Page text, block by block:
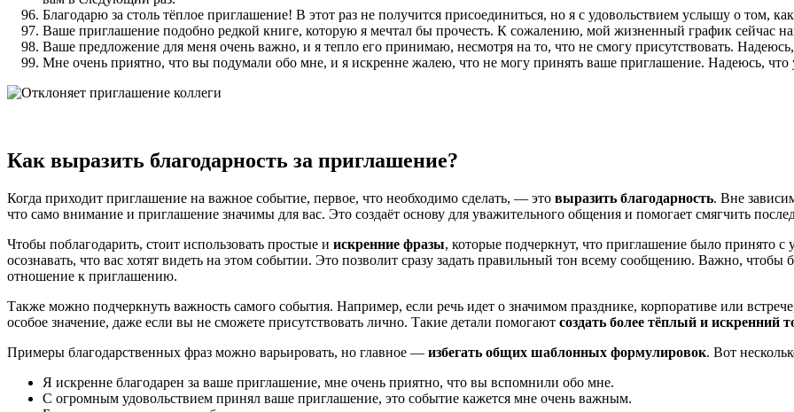
Благодарю за столь тёплое приглашение! В этот раз не получится присоединиться, но я с удовольствием услышу о том,
Ваше приглашение подобно редкой книге, которую я мечтал бы прочесть. К сожалению, мой жизненный график сейчас
Ваше предложение для меня очень важно, и я тепло его принимаю, несмотря на то, что не смогу присутствовать.
Мне очень приятно, что вы подумали обо мне, и я искренне жалею, что не могу принять ваше приглашение. Надеюсь, что
Как выразить благодарность за приглашение?
Когда приходит приглашение на важное событие, первое, что необходимо сделать, — это выразить благодарность. Вне
что само внимание и приглашение значимы для вас. Это создаёт основу для уважительного общения и помогает смягчить
Чтобы поблагодарить, стоит использовать простые и искренние фразы, которые подчеркнут, что приглашение было принято
осознавать, что вас хотят видеть на этом событии. Это позволит сразу задать правильный тон всему сообщению. Важно, чтобы
отношение к приглашению.
Также можно подчеркнуть важность самого события. Например, если речь идет о значимом празднике, корпоративе или
особое значение, даже если вы не сможете присутствовать лично. Такие детали помогают создать более тёплый и искренний
Примеры благодарственных фраз можно варьировать, но главное — избегать общих шаблонных формулировок. Вот
Я искренне благодарен за ваше приглашение, мне очень приятно, что вы вспомнили обо мне.
С огромным удовольствием принял ваше приглашение, это событие кажется мне очень важным.